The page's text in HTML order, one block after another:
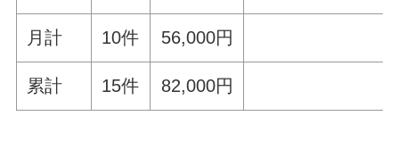
月計 10件 56,000円
累計 15件 82,000円